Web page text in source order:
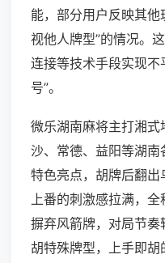
能，部分用户反映其他
视他人牌型”的情况。
连接等技术手段实现不
号”。
微乐湖南麻将主打湘
沙、常德、益阳等湖
特色亮点，胡牌后翻
上番的刺激感拉满，全
摒弃风箭牌，对局节
胡特殊牌型，上手即